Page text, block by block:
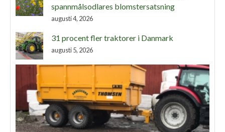
spannmålsodlares blomstersatsning
augusti 4, 2026
31 procent fler traktorer i Danmark
augusti 5, 2026